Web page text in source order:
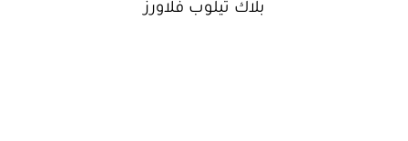
بلاك تيلوب فلاورز